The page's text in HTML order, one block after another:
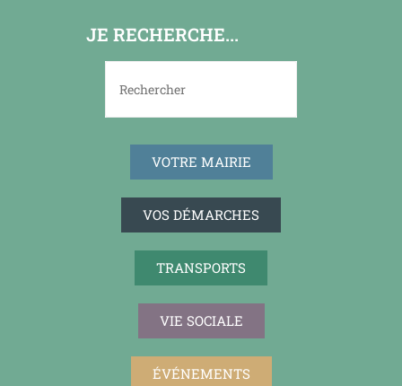
JE RECHERCHE...
VOTRE MAIRIE
VOS DÉMARCHES
TRANSPORTS
VIE SOCIALE
ÉVÉNEMENTS